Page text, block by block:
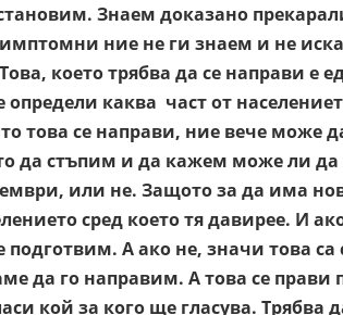
Знаем доказано
ние не ги знаем и не
което трябва да се направи е
определи каква част от
това се направи, ние вече може
да стъпим и да кажем може ли
или не. Защото за да има
сред което тя давирее. И
подготвим. А ако не, значи това
да го направим. А това се
кой за кого ще гласува. Трябва